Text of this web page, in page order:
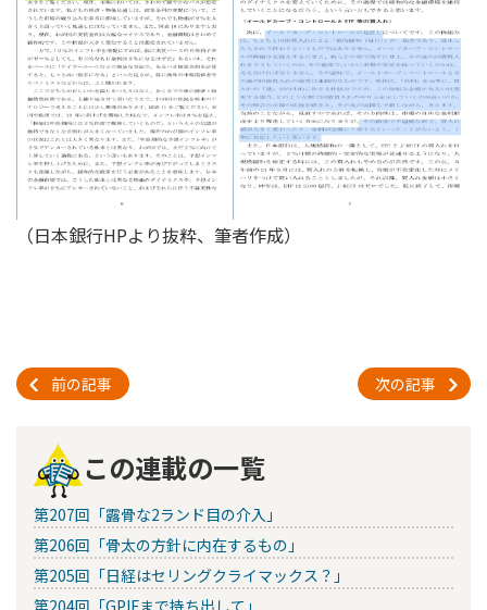
（日本銀行HPより抜粋、筆者作成）
前の記事 次の記事
この連載の一覧
第207回「露骨な2ランド目の介入」
第206回「骨太の方針に内在するもの」
第205回「日経はセリングクライマックス？」
第204回「GPIFまで持ち出して」